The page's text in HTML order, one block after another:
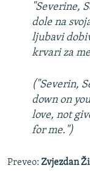
"Severine,
dole na
ljubavi
krvari za
("Severin,
down on
love, not
for me.")
Preveo: Zvjezdan